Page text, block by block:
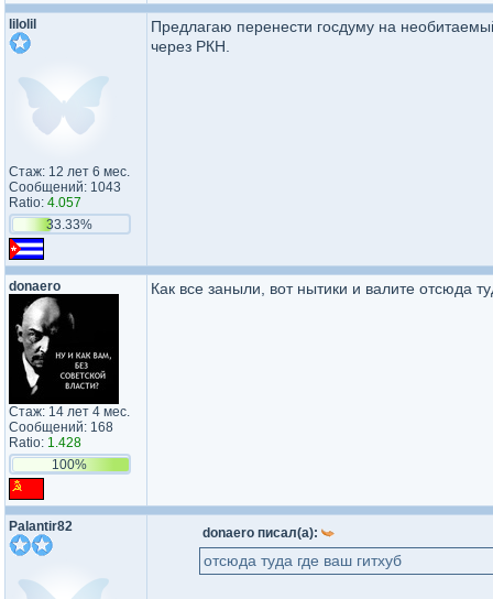
lilolil
Стаж: 12 лет 6 мес.
Сообщений: 1043
Ratio: 4.057
33.33%
Предлагаю перенести госдуму на
через РКН.
donaero
Стаж: 14 лет 4 мес.
Сообщений: 168
Ratio: 1.428
100%
Как все заныли, вот нытики и валите отсюда
Palantir82 donaero писал(а):
отсюда туда где ваш гитхуб